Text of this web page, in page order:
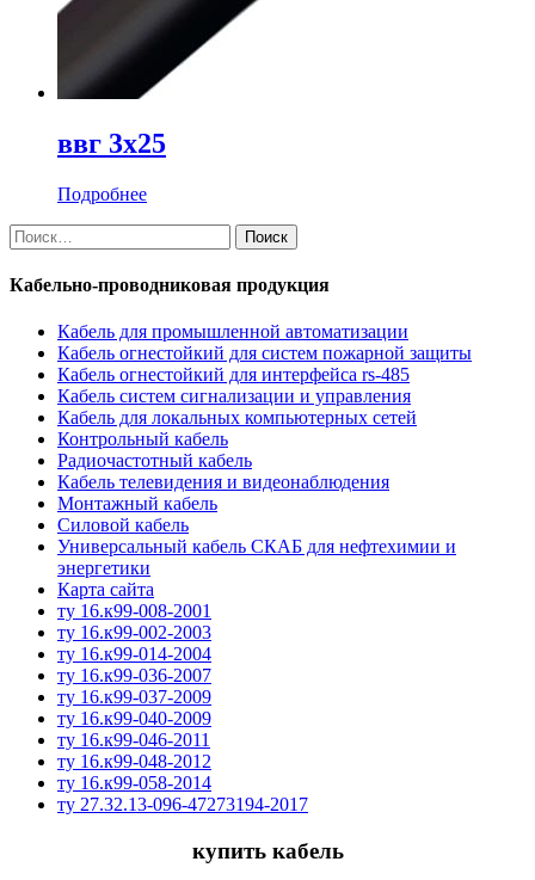
ввг 3х25
Подробнее
Найти:
Кабельно-проводниковая продукция
Кабель для промышленной автоматизации
Кабель огнестойкий для систем пожарной защиты
Кабель огнестойкий для интерфейса rs-485
Кабель систем сигнализации и управления
Кабель для локальных компьютерных сетей
Контрольный кабель
Радиочастотный кабель
Кабель телевидения и видеонаблюдения
Монтажный кабель
Силовой кабель
Универсальный кабель СКАБ для нефтехимии и
энергетики
Карта сайта
ту 16.к99-008-2001
ту 16.к99-002-2003
ту 16.к99-014-2004
ту 16.к99-036-2007
ту 16.к99-037-2009
ту 16.к99-040-2009
ту 16.к99-046-2011
ту 16.к99-048-2012
ту 16.к99-058-2014
ту 27.32.13-096-47273194-2017
купить кабель